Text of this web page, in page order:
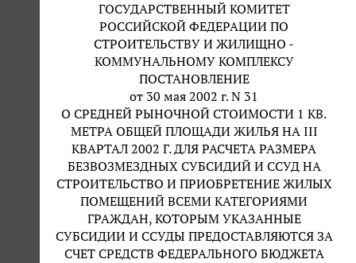
ГОСУДАРСТВЕННЫЙ КОМИТЕТ
РОССИЙСКОЙ ФЕДЕРАЦИИ ПО
СТРОИТЕЛЬСТВУ И ЖИЛИЩНО -
КОММУНАЛЬНОМУ КОМПЛЕКСУ
ПОСТАНОВЛЕНИЕ
от 30 мая 2002 г. N 31
О СРЕДНЕЙ РЫНОЧНОЙ СТОИМОСТИ 1 КВ.
МЕТРА ОБЩЕЙ ПЛОЩАДИ ЖИЛЬЯ НА III
КВАРТАЛ 2002 Г. ДЛЯ РАСЧЕТА РАЗМЕРА
БЕЗВОЗМЕЗДНЫХ СУБСИДИЙ И ССУД НА
СТРОИТЕЛЬСТВО И ПРИОБРЕТЕНИЕ ЖИЛЫХ
ПОМЕЩЕНИЙ ВСЕМИ КАТЕГОРИЯМИ
ГРАЖДАН, КОТОРЫМ УКАЗАННЫЕ
СУБСИДИИ И ССУДЫ ПРЕДОСТАВЛЯЮТСЯ ЗА
СЧЕТ СРЕДСТВ ФЕДЕРАЛЬНОГО БЮДЖЕТА